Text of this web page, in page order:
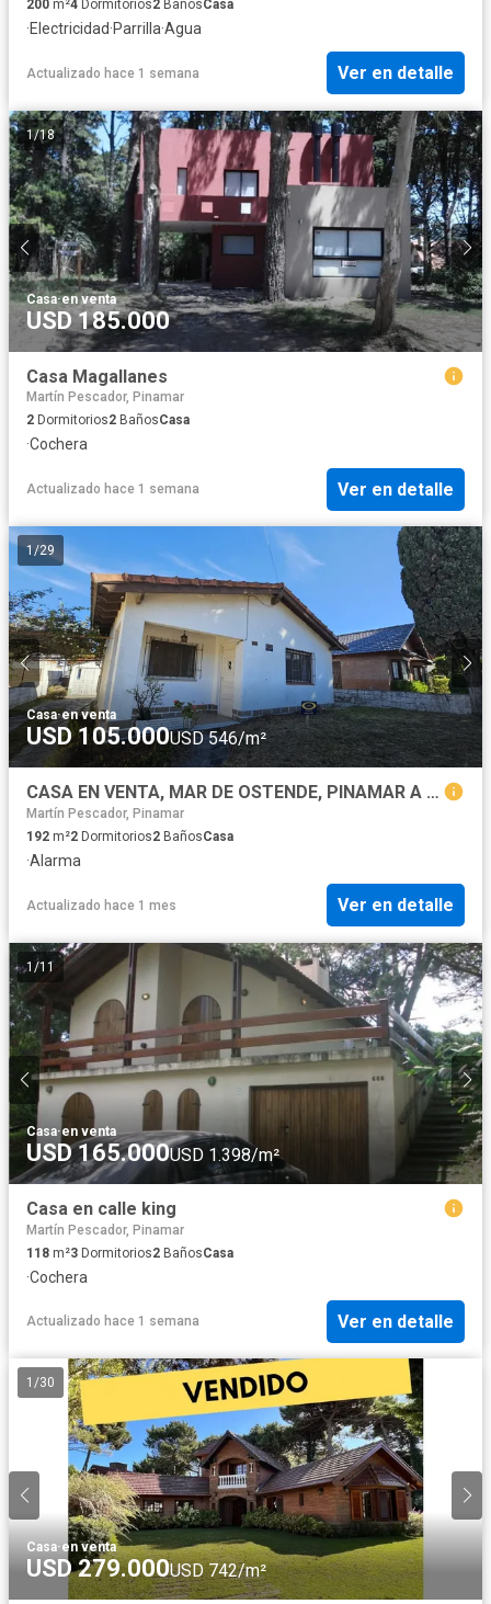
200 m²4 Dormitorios2 BañosCasa
·Electricidad·Parrilla·Agua
Actualizado hace 1 semana Ver en detalle
1/18
Casa·en venta
USD 185.000
Casa Magallanes
Martín Pescador, Pinamar
2 Dormitorios2 BañosCasa
·Cochera
Actualizado hace 1 semana Ver en detalle
1/29
Casa·en venta
USD 105.000USD 546/m²
CASA EN VENTA, MAR DE OSTENDE, PINAMAR A 400 MTS DEL MAR
Martín Pescador, Pinamar
192 m²2 Dormitorios2 BañosCasa
·Alarma
Actualizado hace 1 mes Ver en detalle
1 /11
Casa·en venta
USD 165.000USD 1.398/m²
Casa en calle king
Martín Pescador, Pinamar
118 m²3 Dormitorios2 BañosCasa
·Cochera
Actualizado hace 1 semana Ver en detalle
1 /30
Casa·en venta
USD 279.000USD 742/m²